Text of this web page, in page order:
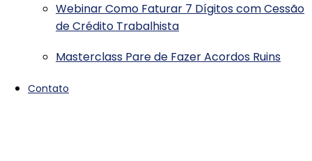
Webinar Como Faturar 7 Dígitos com Cessão
de Crédito Trabalhista
Masterclass Pare de Fazer Acordos Ruins
Contato